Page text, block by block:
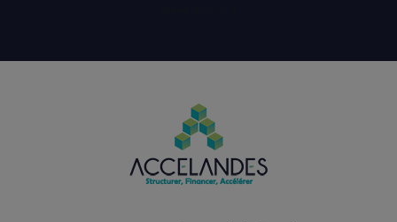
affluent vers les futurs moteurs de l’IA
Alors que l’entraînement des grands modèles a
longtemps concentré les investissements, les